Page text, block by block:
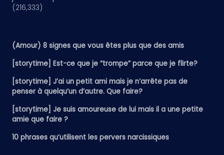
(216,333)
(Amour) 8 signes que vous êtes plus que des amis
[storytime] Est-ce que je “trompe” parce que je flirte?
[storytime] J’ai un petit ami mais je n’arrête pas de
penser à quelqu’un d’autre. Que faire?
[storytime] Je suis amoureuse de lui mais il a une petite
amie que faire ?
10 phrases qu’utilisent les pervers narcissiques